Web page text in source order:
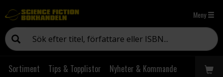
Meny
Sortiment Tips & Topplistor
Nyheter & Kommande